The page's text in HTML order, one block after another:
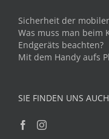
Sicherheit der
Was muss man beim
Endgeräts beachten?
Mit dem Handy aufs
SIE FINDEN UNS